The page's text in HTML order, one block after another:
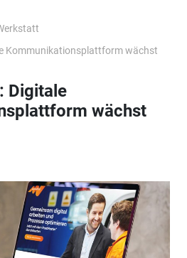
Kommunikationsplattform wächst
Digitale
wächst